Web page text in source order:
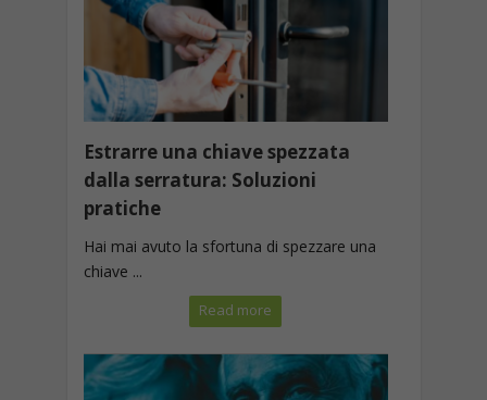
Estrarre una chiave spezzata
dalla serratura: Soluzioni
pratiche
Hai mai avuto la sfortuna di spezzare una
chiave ...
Read more